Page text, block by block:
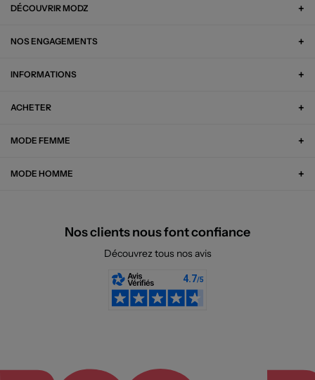
DÉCOUVRIR MODZ
NOS ENGAGEMENTS
INFORMATIONS
ACHETER
MODE FEMME
MODE HOMME
Nos clients nous font confiance
Découvrez tous nos avis